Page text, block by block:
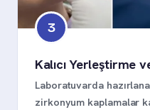
3
Kalıcı Yerleştirme
Laboratuvarda
zirkonyum kaplamalar